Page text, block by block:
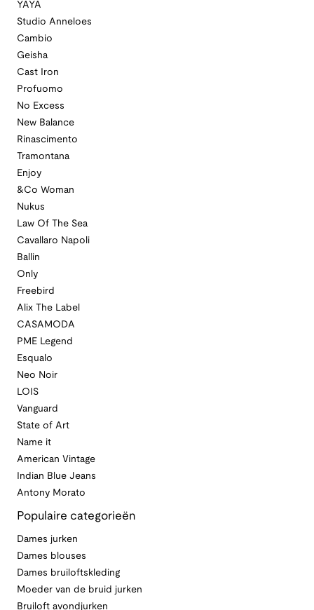
YAYA
Studio Anneloes
Cambio
Geisha
Cast Iron
Profuomo
No Excess
New Balance
Rinascimento
Tramontana
Enjoy
&Co Woman
Nukus
Law Of The Sea
Cavallaro Napoli
Ballin
Only
Freebird
Alix The Label
CASAMODA
PME Legend
Esqualo
Neo Noir
LOIS
Vanguard
State of Art
Name it
American Vintage
Indian Blue Jeans
Antony Morato
Populaire categorieën
Dames jurken
Dames blouses
Dames bruiloftskleding
Moeder van de bruid jurken
Bruiloft avondjurken